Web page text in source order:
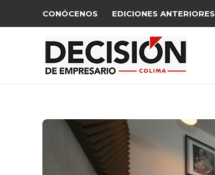
CONÓCENOS EDICIONES ANTERIORES